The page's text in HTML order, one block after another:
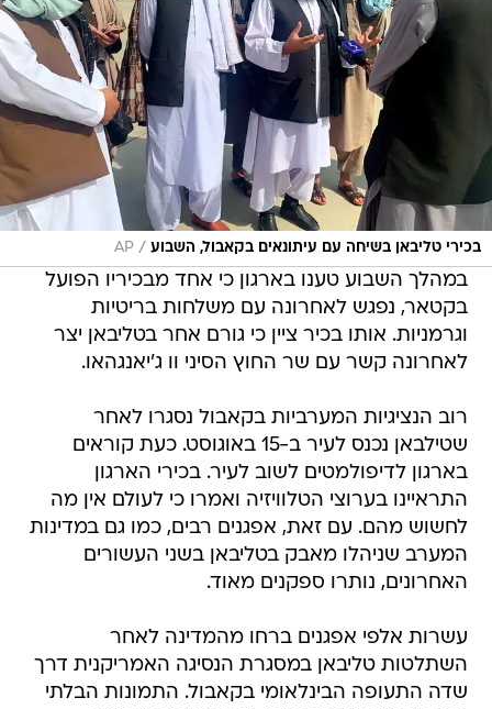
בכירי טליבאן בשיחה עם עיתונאים בקאבול, השבוע /
AP
במהלך השבוע טענו בארגון כי אחד מבכיריו הפועל
בקטאר, נפגש לאחרונה עם משלחות בריטיות
וגרמניות. אותו בכיר ציין כי גורם אחר בטליבאן יצר
לאחרונה קשר עם שר החוץ הסיני וו ג'יאנגהאו.
רוב הנציגיות המערביות בקאבול נסגרו לאחר
שטילבאן נכנס לעיר ב-15 באוגוסט. כעת קוראים
בארגון לדיפולמטים לשוב לעיר. בכירי הארגון
התראיינו בערוצי הטלוויזיה ואמרו כי לעולם אין מה
לחשוש מהם. עם זאת, אפגנים רבים, כמו גם במדינות
המערב שניהלו מאבק בטליבאן בשני העשורים
האחרונים, נותרו ספקנים מאוד.
עשרות אלפי אפגנים ברחו מהמדינה לאחר
השתלטות טליבאן במסגרת הנסיגה האמריקנית דרך
שדה התעופה הבינלאומי בקאבול. התמונות הבלתי